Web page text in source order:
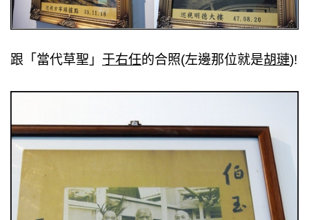
跟「當代草聖」 于右任的合照(左邊那位就是胡璉)!